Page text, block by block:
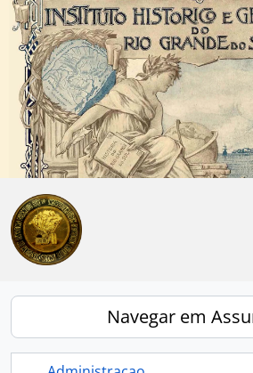
Skip to main content
Anterior
Navegar em